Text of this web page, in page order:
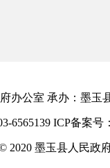
办公室 承办：墨玉
6565139 ICP备案号
2020 墨玉县人民政